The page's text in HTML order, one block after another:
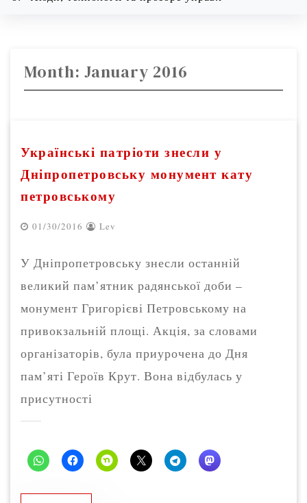
Month: January 2016
Українські патріоти знесли у
Дніпропетровську монумент кату
петровському
01/30/2016 Lev
У Дніпропетровську знесли останній
великий пам’ятник радянської доби –
монумент Григорієві Петровському на
привокзальній площі. Акція, за словами
організаторів, була приурочена до Дня
пам’яті Героїв Крут. Вона відбулась у
присутності